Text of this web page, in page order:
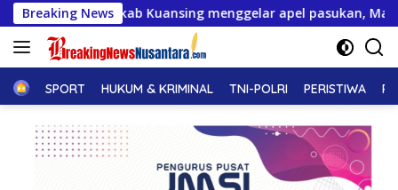
Langsung
ke
konten
Breaking News
Kuansing menggelar apel pasukan, Matangkan
HomeSPORT HUKUM & KRIMINAL TNI-POLRI PERISTIWA